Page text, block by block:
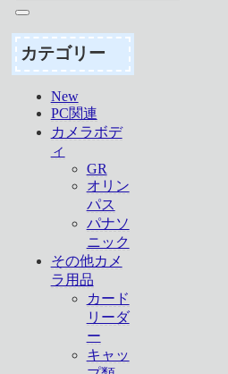
カテゴリー
New
PC関連
カメラボデ
ィ
GR
オリン
パス
パナソ
ニック
その他カメ
ラ用品
カード
リーダ
ー
キャッ